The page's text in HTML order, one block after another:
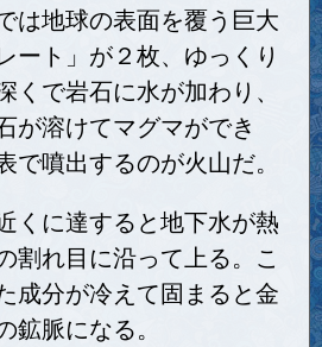
は地球の表面を覆う巨大
ート」が２枚、ゆっくり
くで岩石に水が加わり、
が溶けてマグマができ
で噴出するのが火山だ。
くに達すると地下水が熱
割れ目に沿って上る。こ
成分が冷えて固まると金
脈になる。